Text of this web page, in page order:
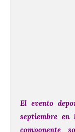
El evento
septiembre en
componente